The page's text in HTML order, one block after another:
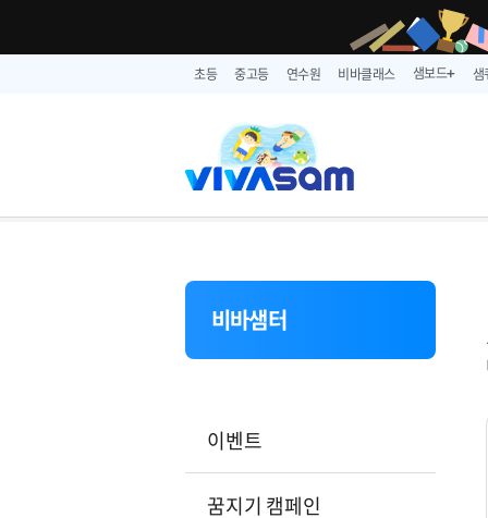
초등 중고등 연수원 비바클래스 샘보드➕
비바샘터
이벤트
꿈지기 캠페인